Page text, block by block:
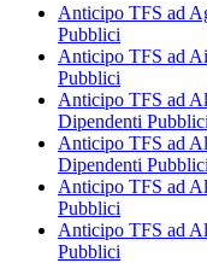
Anticipo TFS ad
Pubblici
Anticipo TFS ad
Pubblici
Anticipo TFS ad
Dipendenti Pubblici
Anticipo TFS ad
Dipendenti Pubblici
Anticipo TFS ad
Pubblici
Anticipo TFS ad
Pubblici